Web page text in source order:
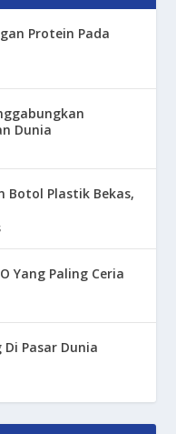
Protein Pada
Dunia
Botol Plastik Bekas,
Yang Paling Ceria
Di Pasar Dunia